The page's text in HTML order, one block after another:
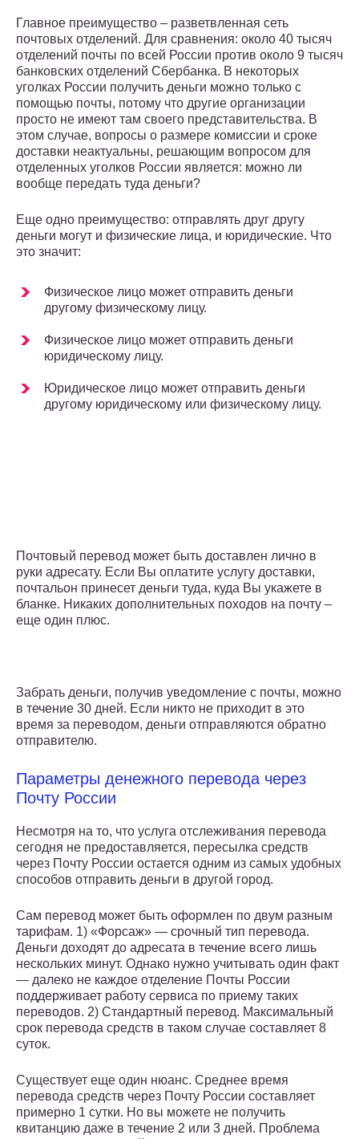
Главное преимущество – разветвленная сеть
почтовых отделений. Для сравнения: около 40 тысяч
отделений почты по всей России против около 9 тысяч
банковских отделений Сбербанка. В некоторых
уголках России получить деньги можно только с
помощью почты, потому что другие организации
просто не имеют там своего представительства. В
этом случае, вопросы о размере комиссии и сроке
доставки неактуальны, решающим вопросом для
отделенных уголков России является: можно ли
вообще передать туда деньги?
Еще одно преимущество: отправлять друг другу
деньги могут и физические лица, и юридические. Что
это значит:
Физическое лицо может отправить деньги
другому физическому лицу.
Физическое лицо может отправить деньги
юридическому лицу.
Юридическое лицо может отправить деньги
другому юридическому или физическому лицу.
Почтовый перевод может быть доставлен лично в
руки адресату. Если Вы оплатите услугу доставки,
почтальон принесет деньги туда, куда Вы укажете в
бланке. Никаких дополнительных походов на почту –
еще один плюс.
Забрать деньги, получив уведомление с почты, можно
в течение 30 дней. Если никто не приходит в это
время за переводом, деньги отправляются обратно
отправителю.
Параметры денежного перевода через
Почту России
Несмотря на то, что услуга отслеживания перевода
сегодня не предоставляется, пересылка средств
через Почту России остается одним из самых удобных
способов отправить деньги в другой город.
Сам перевод может быть оформлен по двум разным
тарифам. 1) «Форсаж» — срочный тип перевода.
Деньги доходят до адресата в течение всего лишь
нескольких минут. Однако нужно учитывать один факт
— далеко не каждое отделение Почты России
поддерживает работу сервиса по приему таких
переводов. 2) Стандартный перевод. Максимальный
срок перевода средств в таком случае составляет 8
суток.
Существует еще один нюанс. Среднее время
перевода средств через Почту России составляет
примерно 1 сутки. Но вы можете не получить
квитанцию даже в течение 2 или 3 дней. Проблема